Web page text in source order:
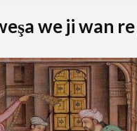
we ji wan